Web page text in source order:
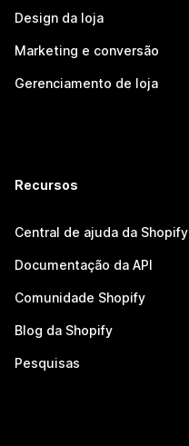
Design da loja
Marketing e conversão
Gerenciamento de loja
Recursos
Central de ajuda da Shopify
Documentação da API
Comunidade Shopify
Blog da Shopify
Pesquisas